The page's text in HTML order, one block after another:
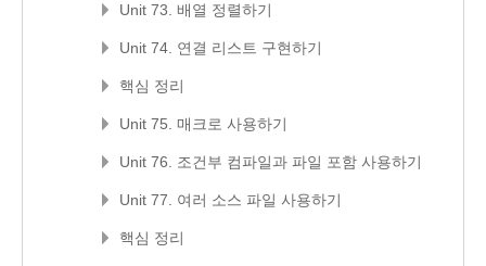
Unit 73. 배열 정렬하기
Unit 74. 연결 리스트 구현하기
핵심 정리
Unit 75. 매크로 사용하기
Unit 76. 조건부 컴파일과 파일 포함 사용하기
Unit 77. 여러 소스 파일 사용하기
핵심 정리